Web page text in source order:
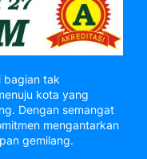
bagian tak
kota yang
Dengan semangat
mengantarkan
gemilang.